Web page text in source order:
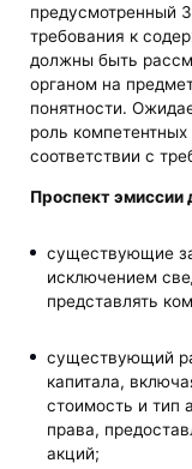
предусмотренный
требования к
должны быть
органом на
понятности.
роль
соответствии с
Проспект
существующие
исключением
представлять
существующий
капитала,
стоимость и тип
права,
акций;